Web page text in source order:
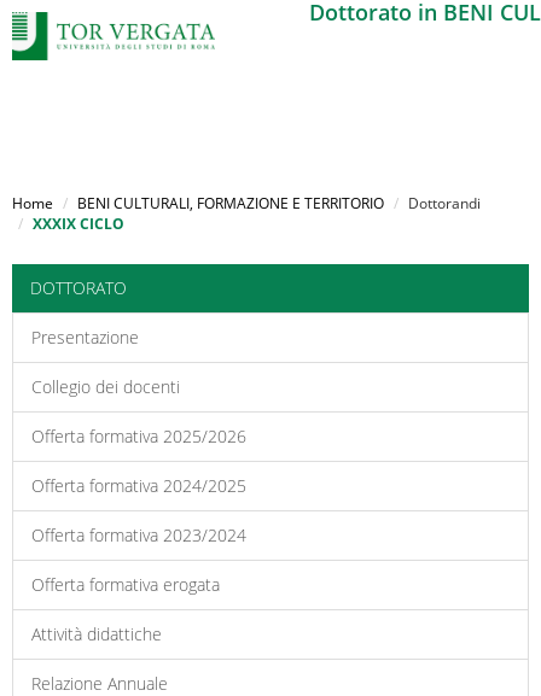
al
contenuto
Dottorato in BENI
Home BENI CULTURALI, FORMAZIONE E TERRITORIO
Dottorandi
XXXIX CICLO
DOTTORATO
Presentazione
Collegio dei docenti
Offerta formativa 2025/2026
Offerta formativa 2024/2025
Offerta formativa 2023/2024
Offerta formativa erogata
Attività didattiche
Relazione Annuale